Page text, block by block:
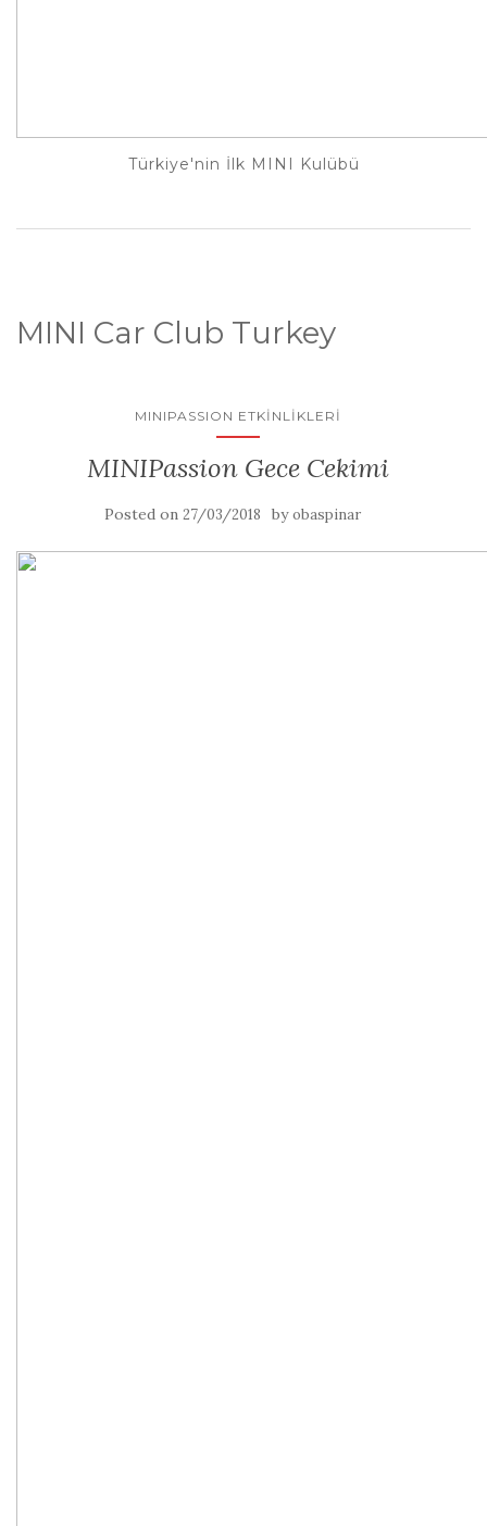
Türkiye'nin İlk MINI Kulübü
MINI Car Club Turkey
MINIPASSION ETKINLIKLERI
MINIPassion Gece Cekimi
Posted on 27/03/2018 byobaspinar